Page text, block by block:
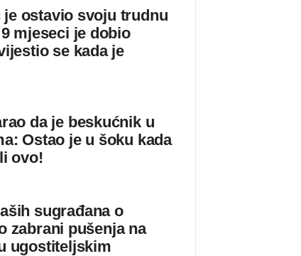
je ostavio svoju trudnu
mjeseci je dobio
se kada je
da je beskućnik u
Ostao je u šoku kada
ovo!
sugrađana o
zabrani pušenja na
ugostiteljskim